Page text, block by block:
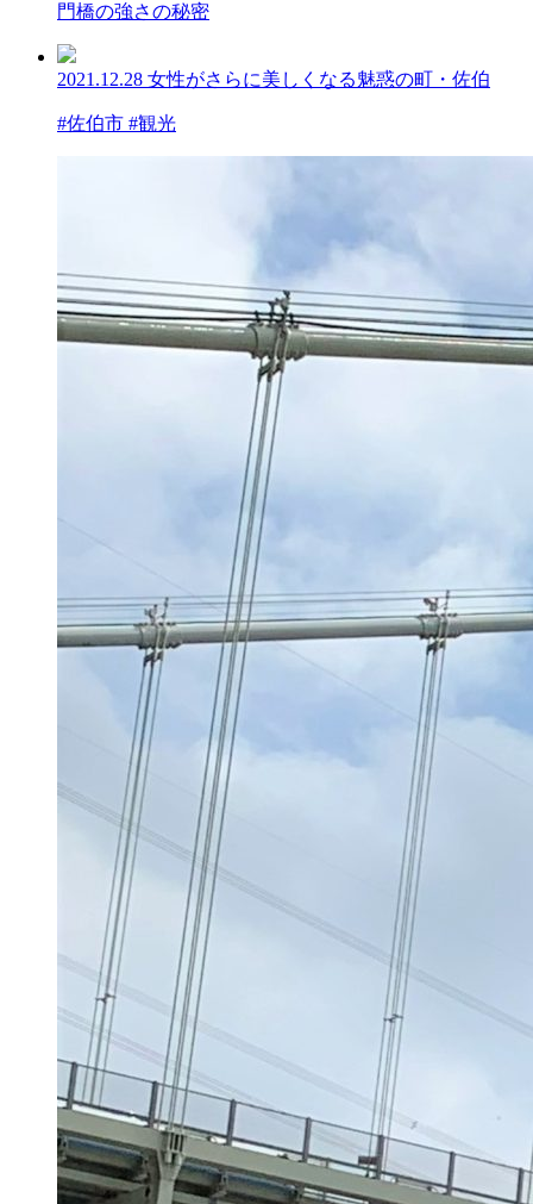
門橋の強さの秘密
2021.12.28 女性がさらに美しくなる魅惑の町・佐伯
#佐伯市 #観光